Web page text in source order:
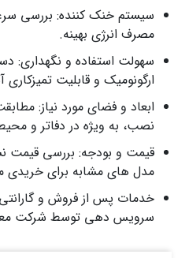
سیستم خنک‌ کننده: بررسی
مصرف انرژی بهینه.
سهولت استفاده و نگهداری:
ارگونومیک و قابلیت تمیزکاری
ابعاد و فضای مورد نیاز:
نصب، به ویژه در دفاتر و
قیمت و بودجه: بررسی قیمت
مدل‌ های مشابه برای خریدی
خدمات پس از فروش و
سرویس‌ دهی توسط شرکت